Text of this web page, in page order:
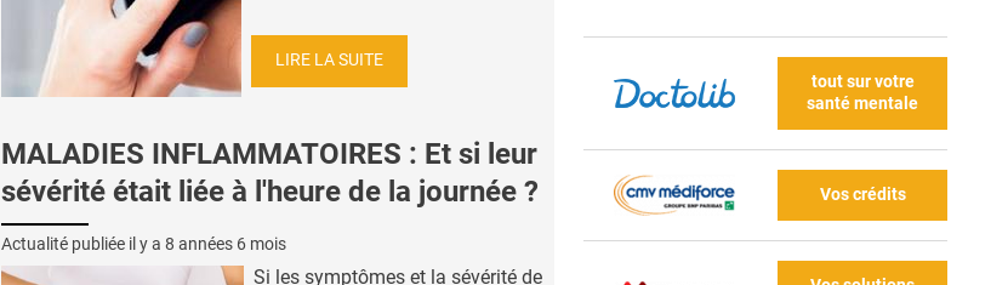
LIRE LA SUITE
MALADIES INFLAMMATOIRES : Et si leur
sévérité était liée à l'heure de la journée ?
Actualité publiée il y a 8 années 6 mois
Si les symptômes et la sévérité de
tout sur votre
santé mentale
Vos crédits